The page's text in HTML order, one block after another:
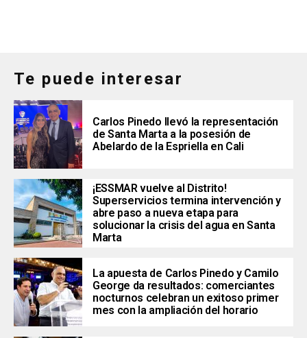
Te puede interesar
Carlos Pinedo llevó la representación
de Santa Marta a la posesión de
Abelardo de la Espriella en Cali
¡ESSMAR vuelve al Distrito!
Superservicios termina intervención y
abre paso a nueva etapa para
solucionar la crisis del agua en Santa
Marta
La apuesta de Carlos Pinedo y Camilo
George da resultados: comerciantes
nocturnos celebran un exitoso primer
mes con la ampliación del horario